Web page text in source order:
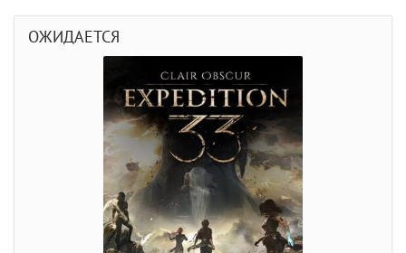
ОЖИДАЕТСЯ